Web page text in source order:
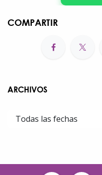
COMPARTIR
ARCHIVOS